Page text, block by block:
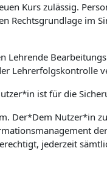
Kurs zulässig.
Rechtsgrundlage im
Lehrerfolgskontrolle
ist für die
Der*Dem Nutzer*in
jederzeit